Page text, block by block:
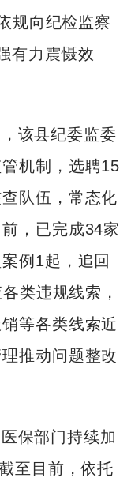
规向纪检监察
有力震慑效
该县纪委监委
机制，选聘15
队伍，常态化
，已完成34家
例1起，追回
类违规线索，
等各类线索近
推动问题整改
保部门持续加
至目前，依托